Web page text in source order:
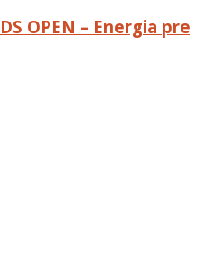
OPEN – Energia pre